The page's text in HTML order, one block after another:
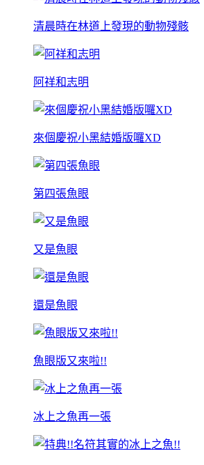
清晨時在林道上發現的動物殘骸
阿祥和志明
來個慶祝小黑結婚版囉XD
第四張魚眼
又是魚眼
還是魚眼
魚眼版又來啦!!
冰上之魚再一張